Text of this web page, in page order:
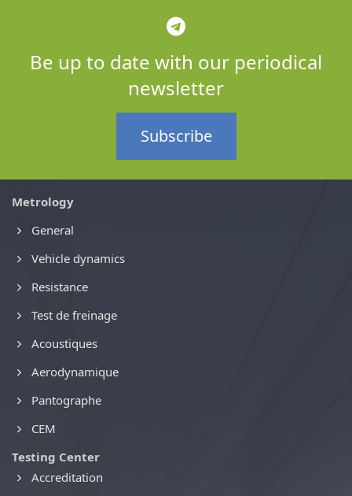
Be up to date with our periodical
newsletter
Subscribe
Metrology
General
Vehicle dynamics
Resistance
Test de freinage
Acoustiques
Aerodynamique
Pantographe
CEM
Testing Center
Accreditation